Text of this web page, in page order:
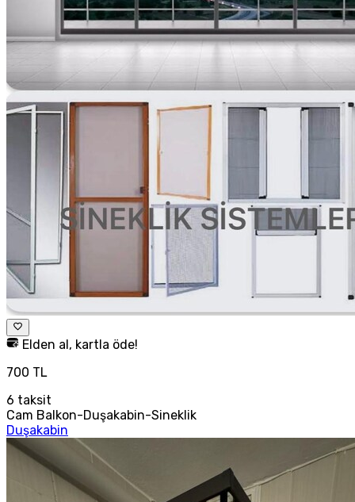
Elden al, kartla öde!
700 TL
6 taksit
Cam Balkon-Duşakabin-Sineklik
Duşakabin